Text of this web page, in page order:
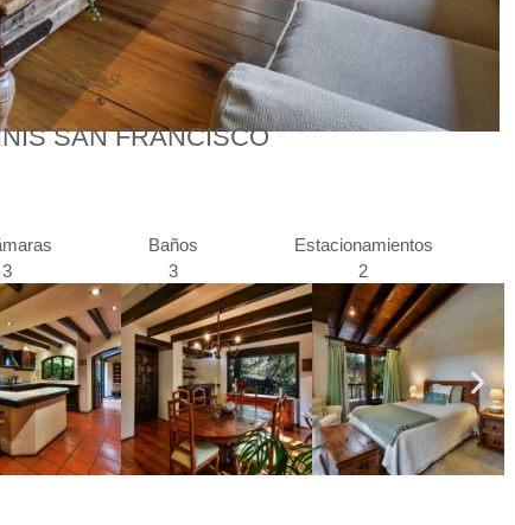
SAN FRANCISCO
3
Baños
3
Estacionamientos
2